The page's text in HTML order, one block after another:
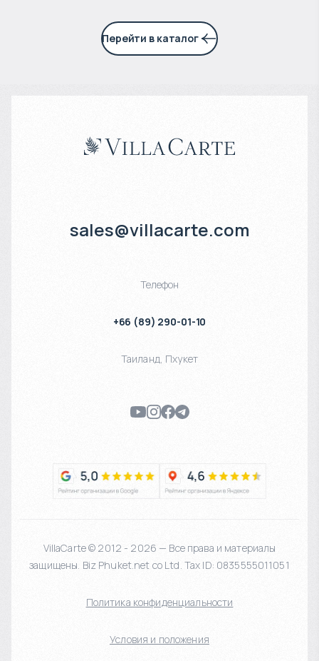
Перейти в каталог
sales@villacarte.com
Телефон
+66 (89) 290-01-10
Таиланд, Пхукет
VillaCarte © 2012 - 2026 — Все права и материалы
защищены. Biz Phuket.net co Ltd. Tax ID: 0835555011051
Политика конфиденциальности
Условия и положения